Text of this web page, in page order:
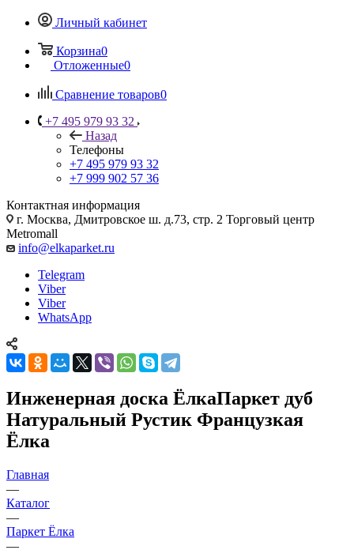
Личный кабинет
Корзина0
Отложенные0
Сравнение товаров0
+7 495 979 93 32
Назад
Телефоны
+7 495 979 93 32
+7 999 902 57 36
Контактная информация
г. Москва, Дмитровское ш. д.73, стр. 2 Торговый центр
Metromall
info@elkaparket.ru
Telegram
Viber
Viber
WhatsApp
Инженерная доска ЁлкаПаркет дуб
Натуральный Рустик Французкая
Ёлка
Главная
—
Каталог
—
Паркет Ёлка
—